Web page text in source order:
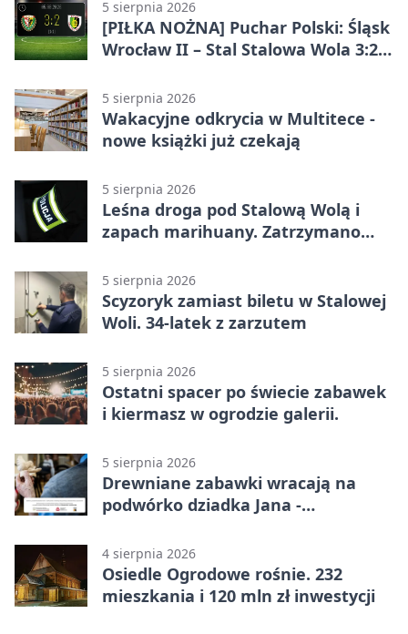
5 sierpnia 2026
[PIŁKA NOŻNA] Puchar Polski: Śląsk
Wrocław II – Stal Stalowa Wola 3:2
5 sierpnia 2026
Wakacyjne odkrycia w Multitece -
nowe książki już czekają
5 sierpnia 2026
Leśna droga pod Stalową Wolą i
zapach marihuany. Zatrzymano
5 sierpnia 2026
Scyzoryk zamiast biletu w Stalowej
Woli. 34-latek z zarzutem
5 sierpnia 2026
Ostatni spacer po świecie zabawek
i kiermasz w ogrodzie galerii.
5 sierpnia 2026
Drewniane zabawki wracają na
podwórko dziadka Jana -
4 sierpnia 2026
Osiedle Ogrodowe rośnie. 232
mieszkania i 120 mln zł inwestycji